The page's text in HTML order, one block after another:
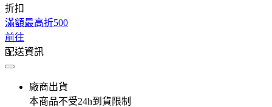
折扣
滿額最高折500
前往
配送資訊
廠商出貨
本商品不受24h到貨限制